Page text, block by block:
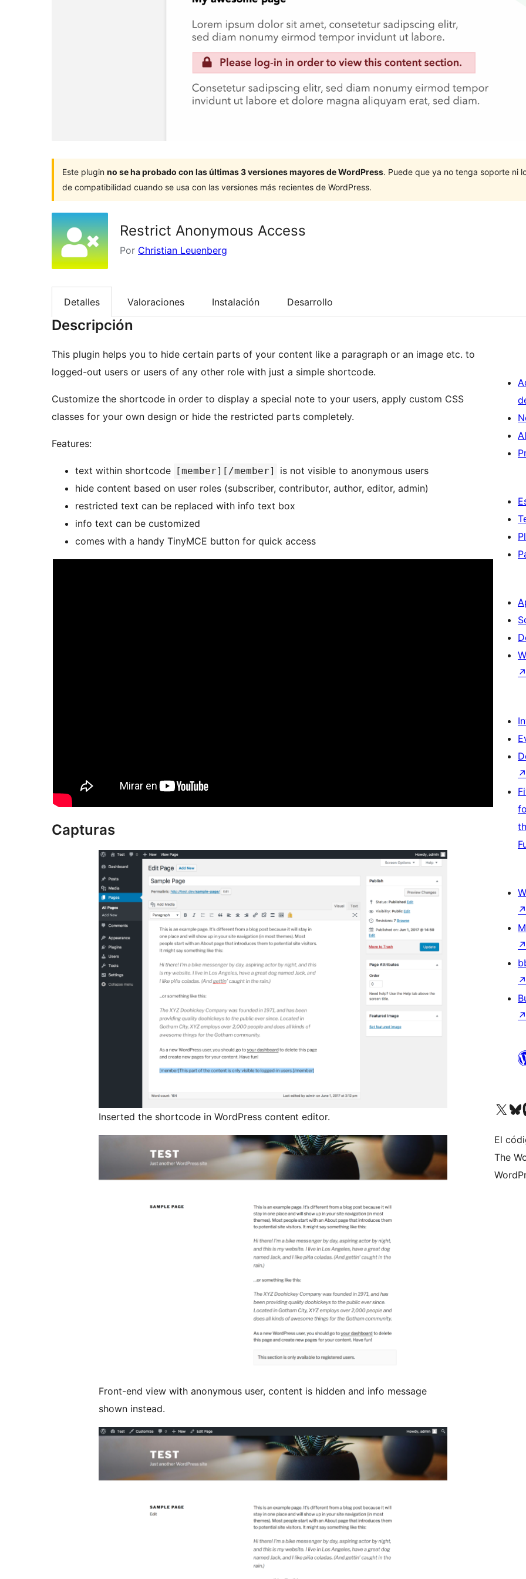
Este plugin no se ha probado con las últimas 3 versiones mayores de WordPress. Puede que ya no tenga soporte ni
de compatibilidad cuando se usa con las versiones más recientes de WordPress.
Restrict Anonymous Access
Por Christian Leuenberg
Detalles Valoraciones Instalación Desarrollo
Descripción
This plugin helps you to hide certain parts of your content like a paragraph or an image etc. to
logged-out users or users of any other role with just a simple shortcode.
Customize the shortcode in order to display a special note to your users, apply custom CSS
classes for your own design or hide the restricted parts completely.
Features:
text within shortcode [member][/member]
is not visible to anonymous users
hide content based on user roles (subscriber, contributor, author, editor, admin)
restricted text can be replaced with info text box
info text can be customized
comes with a handy TinyMCE button for quick access
Capturas
Inserted the shortcode in WordPress content editor.
Front-end view with anonymous user, content is hidden and info message
shown instead.
↗
↗
↗
↗
↗
↗
Visit our XVisit
El
The